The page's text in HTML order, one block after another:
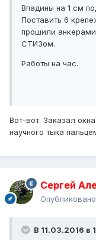
Впадины на 1 см
Поставить 6
прошили
СТИЗом.
Работы на час.
Вот-вот. Заказал
научного тыка
Сергей
В 11.03.2016 в